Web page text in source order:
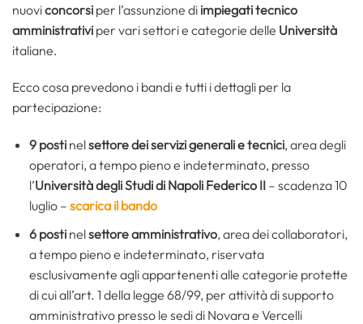
nuoviconcorsi per l’assunzione di impiegati tecnico
amministrativi per vari settori e categorie delle Università
italiane.
Ecco cosa prevedono i bandi e tutti i dettagli per la
partecipazione:
9 postinelsettore dei servizi generali e tecnici, area degli
operatori, a tempo pieno e indeterminato, presso
l’Università degli Studi di Napoli Federico II– scadenza 10
luglio – scarica il bando
6 postinelsettore amministrativo, area dei collaboratori,
a tempo pieno e indeterminato, riservata
esclusivamente agli appartenenti alle categorie protette
di cui all’art. 1 della legge 68/99, per attività di supporto
amministrativo presso le sedi di Novara e Vercelli